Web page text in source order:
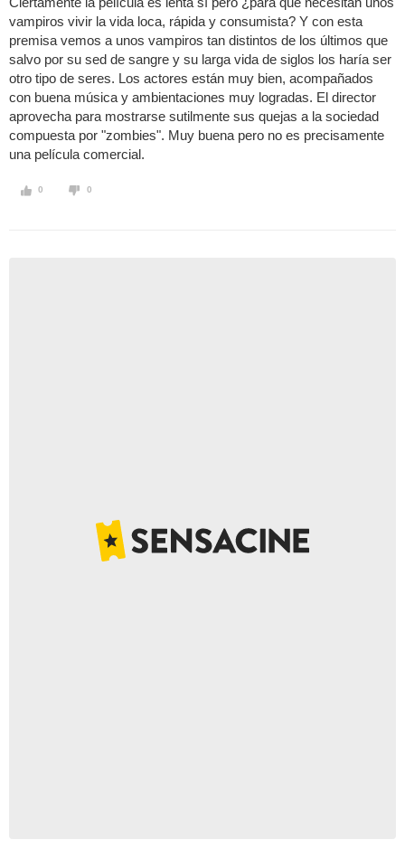
vampiros vivir la vida loca, rápida y consumista? Y con esta
premisa vemos a unos vampiros tan distintos de los últimos que
salvo por su sed de sangre y su larga vida de siglos los haría ser
otro tipo de seres. Los actores están muy bien, acompañados
con buena música y ambientaciones muy logradas. El director
aprovecha para mostrarse sutilmente sus quejas a la sociedad
compuesta por "zombies". Muy buena pero no es precisamente
una película comercial.
0 0